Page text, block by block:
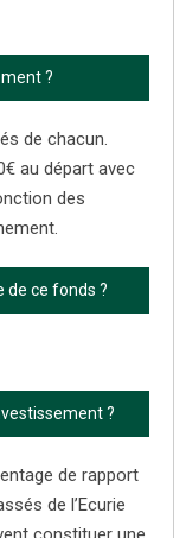
?
de chacun.
au départ avec
des
de ce fonds ?
?
de rapport
de l’Ecurie